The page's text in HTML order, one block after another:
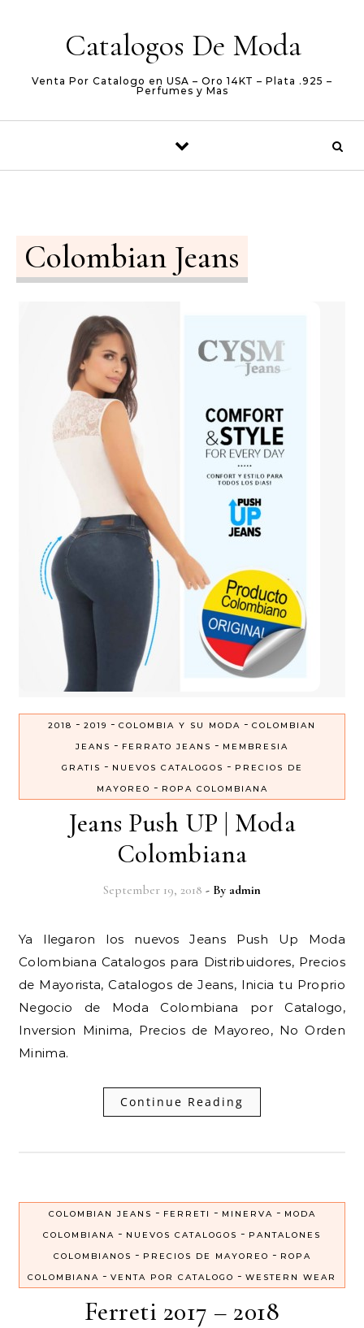
Catalogos De Moda
Venta Por Catalogo en USA – Oro 14KT – Plata .925 –
Perfumes y Mas
Colombian Jeans
2018 - 2019 - COLOMBIA Y SU MODA - COLOMBIAN
JEANS - FERRATO JEANS - MEMBRESIA
GRATIS - NUEVOS CATALOGOS - PRECIOS DE
MAYOREO - ROPA COLOMBIANA
Jeans Push UP | Moda
Colombiana
September 19, 2018 - By admin
Ya llegaron los nuevos Jeans Push Up Moda
Colombiana Catalogos para Distribuidores, Precios
de Mayorista, Catalogos de Jeans, Inicia tu Proprio
Negocio de Moda Colombiana por Catalogo,
Inversion Minima, Precios de Mayoreo, No Orden
Minima.
Continue Reading
COLOMBIAN JEANS - FERRETI - MINERVA - MODA
COLOMBIANA - NUEVOS CATALOGOS - PANTALONES
COLOMBIANOS - PRECIOS DE MAYOREO - ROPA
COLOMBIANA - VENTA POR CATALOGO - WESTERN WEAR
Ferreti 2017 – 2018